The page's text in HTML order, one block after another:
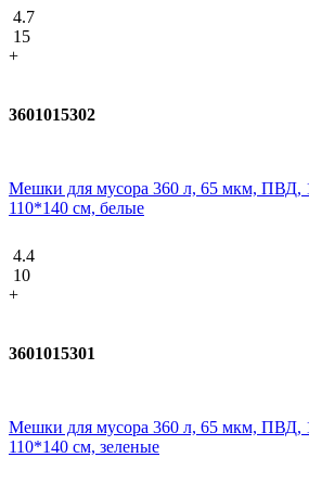
4.7
15
+
3601015302
Мешки для мусора 360 л, 65 мкм, ПВД,
110*140 см, белые
4.4
10
+
3601015301
Мешки для мусора 360 л, 65 мкм, ПВД,
110*140 см, зеленые